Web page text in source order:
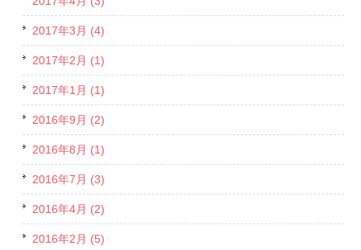
2017年3月 (4)
2017年2月 (1)
2017年1月 (1)
2016年9月 (2)
2016年8月 (1)
2016年7月 (3)
2016年4月 (2)
2016年2月 (5)